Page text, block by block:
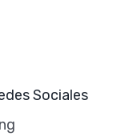
Sociales